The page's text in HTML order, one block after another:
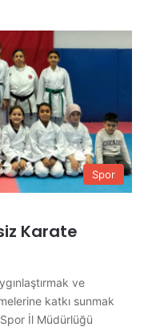
Spor
Karate
ve
katkı sunmak
İl Müdürlüğü